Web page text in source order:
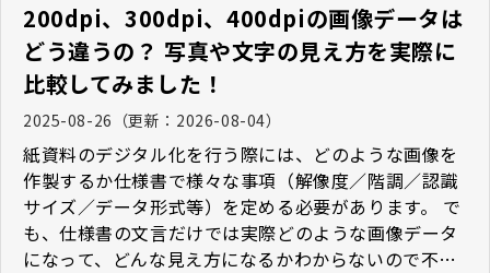
200dpi、300dpi、400dpiの画像データは
どう違うの？ 写真や文字の見え方を実際に
比較してみました！
2025-08-26 （更新： 2026-08-04）
紙資料のデジタル化を行う際には、どのような画像を
作製するか仕様書で様々な事項（解像度／階調／認識
サイズ／データ形式等）を定める必要があります。 で
も、仕様書の文言だけでは実際どのような画像データ
になって、どんな見え方になるかわからないので不